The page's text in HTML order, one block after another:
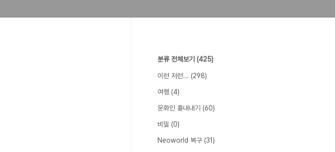
분류 전체보기 (425)
이런 저런... (298)
여행 (4)
문화인 흉내내기 (60)
비밀 (0)
Neoworld 복구 (31)